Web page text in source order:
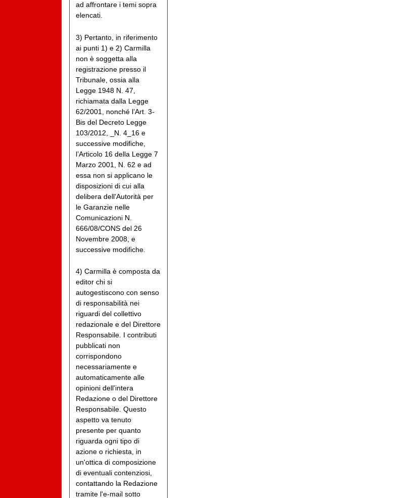
ad affrontare i temi sopra
elencati.
3) Pertanto, in riferimento
ai punti 1) e 2) Carmilla
non è soggetta alla
registrazione presso il
Tribunale, ossia alla
Legge 1948 N. 47,
richiamata dalla Legge
62/2001, nonché l’Art. 3-
Bis del Decreto Legge
103/2012, _N. 4_16 e
successive modifiche,
l’Articolo 16 della Legge 7
Marzo 2001, N. 62 e ad
essa non si applicano le
disposizioni di cui alla
delibera dell'Autorità per
le Garanzie nelle
Comunicazioni N.
666/08/CONS del 26
Novembre 2008, e
successive modifiche.
4) Carmilla è composta da
editor chi si
autogestiscono con senso
di responsabilità nei
riguardi del collettivo
redazionale e del Direttore
Responsabile. I contributi
pubblicati non
corrispondono
necessariamente e
automaticamente alle
opinioni dell'intera
Redazione o del Direttore
Responsabile. Questo
aspetto va tenuto
presente per quanto
riguarda ogni tipo di
azione o richiesta, in
un'ottica di composizione
di eventuali contenziosi,
contattando la Redazione
tramite l'e-mail sotto